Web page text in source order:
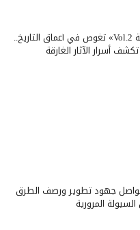
حراس الهوية المصرية Vol.2» تغوص في أعماق التاريخ..
أسرار الآثار الغارقة
تواصل جهود تطوير ورصف الطرق
المرورية